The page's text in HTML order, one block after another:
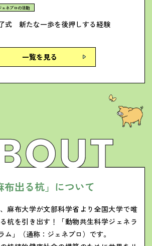
ェネプロの活動
式　新たな一歩を後押しする経験
一覧を見る
布出る杭 」 について
麻布大学が文部科学省より全国大学で唯
杭を引き出す！「動物共生科学ジェネラ
ム」（通称：ジェネプロ）です。